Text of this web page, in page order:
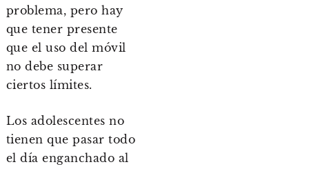
problema, pero hay
que tener presente
que el uso del móvil
no debe superar
ciertos límites.
Los adolescentes no
tienen que pasar todo
el día enganchado al